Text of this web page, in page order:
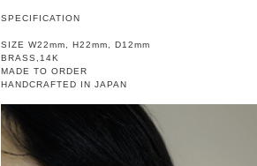
SPECIFICATION
SIZE W22mm, H22mm, D12mm
BRASS,14K
MADE TO ORDER
HANDCRAFTED IN JAPAN